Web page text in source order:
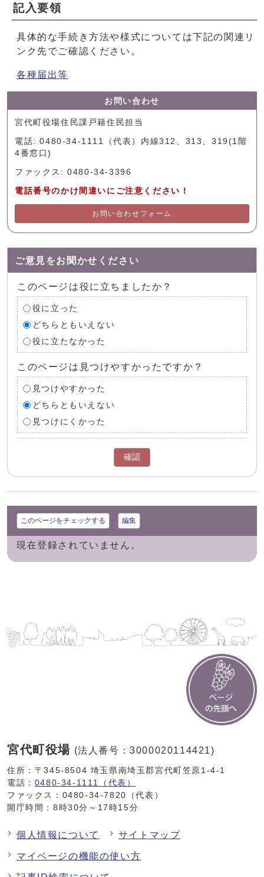
記入要領
具体的な手続き方法や様式については下記の関連リ
ンク先でご確認ください。
各種届出等
お問い合わせ
宮代町役場住民課戸籍住民担当
電話: 0480-34-1111（代表）内線312、313、319(1階
4番窓口)
ファックス: 0480-34-3396
電話番号のかけ間違いにご注意ください！
お問い合わせフォーム
ご意見をお聞かせください
このページは役に立ちましたか？
役に立った
どちらともいえない
役に立たなかった
このページは見つけやすかったですか？
見つけやすかった
どちらともいえない
見つけにくかった
確認
このページをチェックする 編集
現在登録されていません。
宮代町役場 (法人番号：3000020114421)
住所：〒345-8504 埼玉県南埼玉郡宮代町笠原1-4-1
電話： 0480-34-1111（代表）
ファックス：0480-34-7820（代表）
開庁時間：8時30分～17時15分
個人情報について サイトマップ
マイページの機能の使い方